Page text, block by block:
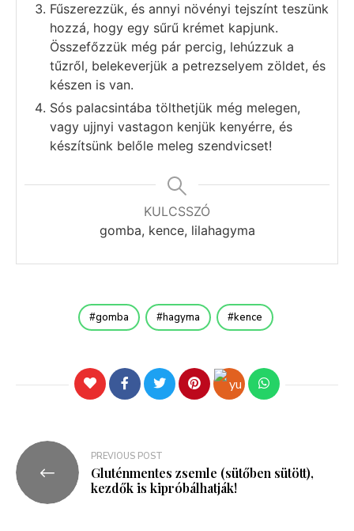
Fűszerezzük, és annyi növényi tejszínt teszünk
hozzá, hogy egy sűrű krémet kapjunk.
Összefőzzük még pár percig, lehúzzuk a
tűzről, belekeverjük a petrezselyem zöldet, és
készen is van.
Sós palacsintába tölthetjük még melegen,
vagy ujjnyi vastagon kenjük kenyérre, és
készítsünk belőle meleg szendvicset!
KULCSSZÓ
gomba, kence, lilahagyma
gomba hagyma kence
PREVIOUS POST
Gluténmentes zsemle (sütőben sütött),
kezdők is kipróbálhatják!